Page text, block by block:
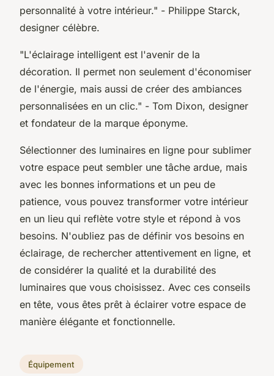
personnalité à votre intérieur." - Philippe Starck,
designer célèbre.
"L'éclairage intelligent est l'avenir de la
décoration. Il permet non seulement d'économiser
de l'énergie, mais aussi de créer des ambiances
personnalisées en un clic." - Tom Dixon, designer
et fondateur de la marque éponyme.
Sélectionner des luminaires en ligne pour sublimer
votre espace peut sembler une tâche ardue, mais
avec les bonnes informations et un peu de
patience, vous pouvez transformer votre intérieur
en un lieu qui reflète votre style et répond à vos
besoins. N'oubliez pas de définir vos besoins en
éclairage, de rechercher attentivement en ligne, et
de considérer la qualité et la durabilité des
luminaires que vous choisissez. Avec ces conseils
en tête, vous êtes prêt à éclairer votre espace de
manière élégante et fonctionnelle.
Équipement